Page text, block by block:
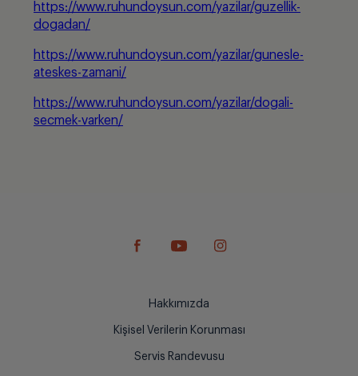
https://www.ruhundoysun.com/yazilar/guzellik-
dogadan/
https://www.ruhundoysun.com/yazilar/gunesle-
ateskes-zamani/
https://www.ruhundoysun.com/yazilar/dogali-
secmek-varken/
Hakkımızda
Kişisel Verilerin Korunması
Servis Randevusu